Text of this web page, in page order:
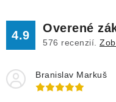
4.9
Overené
576 recenzií.
Branislav Markuš